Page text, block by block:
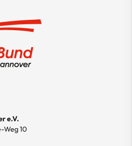
e.V.
Weg 10